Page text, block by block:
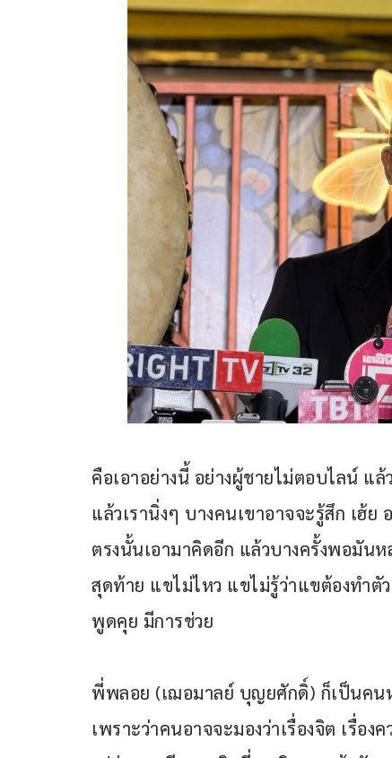
คือเอาอย่างนี้ อย่างผู้ชายไม่ตอบไลน์ แ
แล้วเรานิ่งๆ บางคนเขาอาจจะรู้สึก เฮ้ย
ตรงนั้นเอามาคิดอีก แล้วบางครั้งพอมัน
สุดท้าย แขไม่ไหว แขไม่รู้ว่าแขต้องทำตั
พูดคุย มีการช่วย
พี่พลอย (เฌอมาลย์ บุญยศักดิ์) ก็เป็นคน
เพราะว่าคนอาจจะมองว่าเรื่องจิต เรื่อ